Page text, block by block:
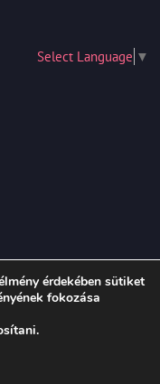
Select Language ▼
2021
érdekében sütiket
fokozása